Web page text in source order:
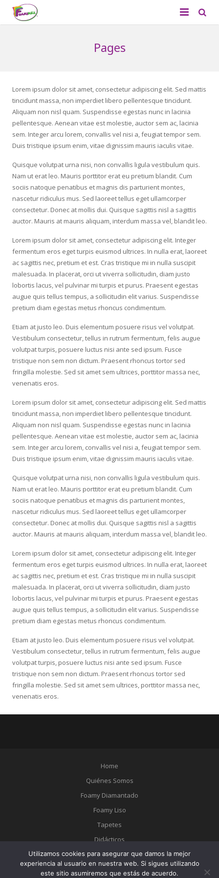
Foamy Diamantado
Tapetes
Didácticos
Productos de Temporada
Catálogo
Contacto
Pages
Lorem ipsum dolor sit amet, consectetur adipiscing elit. Sed mattis
tincidunt massa, non imperdiet libero pellentesque tincidunt.
Aliquam non nisl quam. Suspendisse egestas nunc in lacinia
pellentesque. Aenean vitae est molestie, auctor sem ac, lacinia
sem. Integer arcu lorem, convallis vel nisi a, feugiat tempor sem.
Duis tristique ipsum enim, vitae dignissim mauris iaculis vitae.
Quisque volutpat urna nisi, non convallis ligula vestibulum quis.
Nam ut erat leo. Mauris porttitor erat eu pretium blandit. Cum
sociis natoque penatibus et magnis dis parturient montes,
nascetur ridiculus mus. Sed laoreet tellus eget ullamcorper
consectetur. Donec at mollis dui. Quisque sagittis nisl a sagittis
auctor. Mauris at mauris aliquam, interdum massa vel, blandit leo.
Lorem ipsum dolor sit amet, consectetur adipiscing elit. Integer
fermentum eros eget turpis euismod ultrices. In nulla erat, laoreet
ac sagittis nec, pretium et est. Cras tristique mi in nulla suscipit
malesuada. In placerat, orci ut viverra sollicitudin, diam justo
lobortis lacus, vel pulvinar mi turpis et purus. Praesent egestas
augue quis tellus tempus, a sollicitudin elit varius. Suspendisse
pretium diam egestas metus rhoncus condimentum.
Etiam at justo leo. Duis elementum posuere risus vel volutpat.
Vestibulum consectetur, tellus in rutrum fermentum, felis augue
volutpat turpis, posuere luctus nisi ante sed ipsum. Fusce
tristique non sem non dictum. Praesent rhoncus tortor sed
fringilla molestie. Sed sit amet sem ultrices, porttitor massa nec,
venenatis eros.
Lorem ipsum dolor sit amet, consectetur adipiscing elit. Sed mattis
tincidunt massa, non imperdiet libero pellentesque tincidunt.
Aliquam non nisl quam. Suspendisse egestas nunc in lacinia
pellentesque. Aenean vitae est molestie, auctor sem ac, lacinia
sem. Integer arcu lorem, convallis vel nisi a, feugiat tempor sem.
Duis tristique ipsum enim, vitae dignissim mauris iaculis vitae.
Quisque volutpat urna nisi, non convallis ligula vestibulum quis.
Nam ut erat leo. Mauris porttitor erat eu pretium blandit. Cum
sociis natoque penatibus et magnis dis parturient montes,
nascetur ridiculus mus. Sed laoreet tellus eget ullamcorper
consectetur. Donec at mollis dui. Quisque sagittis nisl a sagittis
auctor. Mauris at mauris aliquam, interdum massa vel, blandit leo.
Lorem ipsum dolor sit amet, consectetur adipiscing elit. Integer
fermentum eros eget turpis euismod ultrices. In nulla erat, laoreet
ac sagittis nec, pretium et est. Cras tristique mi in nulla suscipit
malesuada. In placerat, orci ut viverra sollicitudin, diam justo
lobortis lacus, vel pulvinar mi turpis et purus. Praesent egestas
augue quis tellus tempus, a sollicitudin elit varius. Suspendisse
pretium diam egestas metus rhoncus condimentum.
Etiam at justo leo. Duis elementum posuere risus vel volutpat.
Vestibulum consectetur, tellus in rutrum fermentum, felis augue
volutpat turpis, posuere luctus nisi ante sed ipsum. Fusce
tristique non sem non dictum. Praesent rhoncus tortor sed
fringilla molestie. Sed sit amet sem ultrices, porttitor massa nec,
venenatis eros.
Home
Quiénes Somos
Foamy Diamantado
Foamy Liso
Tapetes
Didácticos
Catálogo
Contacto
Utilizamos cookies para asegurar que damos la mejor
experiencia al usuario en nuestra web. Si sigues utilizando
este sitio asumiremos que estás de acuerdo.